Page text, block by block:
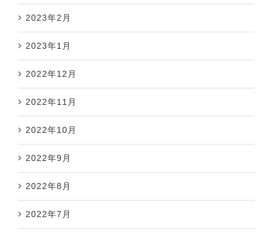
2023年2月
2023年1月
2022年12月
2022年11月
2022年10月
2022年9月
2022年8月
2022年7月